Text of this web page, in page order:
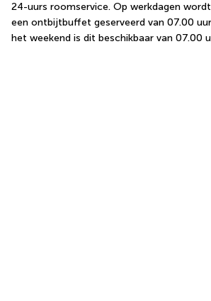
24-uurs roomservice. Op werkdagen
een ontbijtbuffet geserveerd van 07.00
het weekend is dit beschikbaar van 07.00